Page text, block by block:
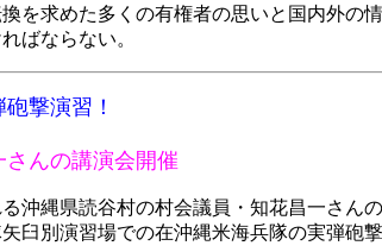
を求めた多くの有権者の思いと国内外
ばならない。
撃演習！
んの講演会開催
縄県読谷村の村会議員・知花昌一さん
臼別演習場での在沖縄米海兵隊の実弾砲